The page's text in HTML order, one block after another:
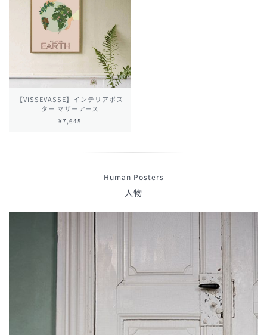
【ViSSEVASSE】インテリアポス
ター マザーアース
¥7,645
Human Posters
人物